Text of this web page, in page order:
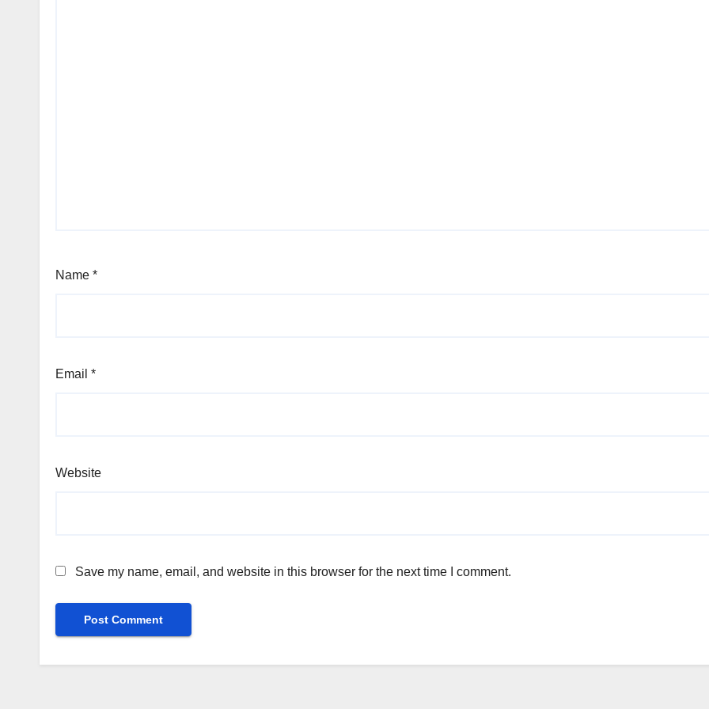
Name *
Email *
Website
Save my name, email, and website in this browser for the next time I comment.